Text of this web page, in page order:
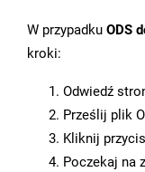
W przypadku ODS
kroki:
Odwiedź
Prześlij plik
Kliknij
Poczekaj na